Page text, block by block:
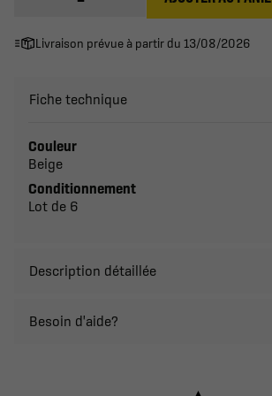
Livraison prévue à partir du 13/08/2026
Fiche technique
Couleur
Beige
Conditionnement
Lot de 6
Description détaillée
Besoin d'aide?